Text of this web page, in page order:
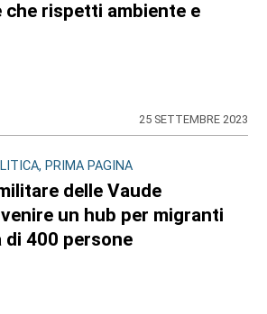
rispetti ambiente e
25 SETTEMBRE 2023
PRIMA PAGINA
delle Vaude
un hub per migranti
di 400 persone